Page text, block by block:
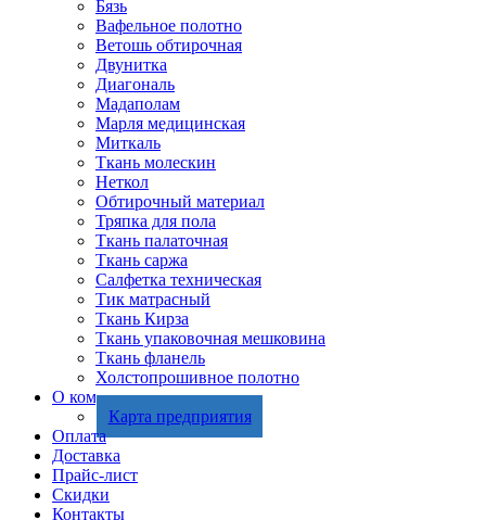
Бязь
Вафельное полотно
Ветошь обтирочная
Двунитка
Диагональ
Мадаполам
Марля медицинская
Миткаль
Ткань молескин
Неткол
Обтирочный материал
Тряпка для пола
Ткань палаточная
Ткань саржа
Салфетка техническая
Тик матрасный
Ткань Кирза
Ткань упаковочная мешковина
Ткань фланель
Холстопрошивное полотно
О компании
Карта предприятия
Оплата
Доставка
Прайс-лист
Скидки
Контакты